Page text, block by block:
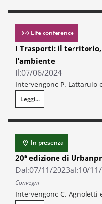
Life conference
I Trasporti: il
l’ambiente
Il:07/06/2024
Intervengono P. Lattarulo
Leggi...
I Trasporti: il territorio, le
In presenza
20ª edizione di
Dal:07/11/2023al:10/
Convegni
Intervengono C. Agnoletti